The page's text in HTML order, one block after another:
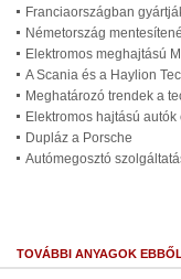
Franciaországban
Németország
Elektromos meghajtású
A Scania és a Haylion
Meghatározó trendek a
Elektromos hajtású
Dupláz a Porsche
Autómegosztó
TOVÁBBI ANYAGOK